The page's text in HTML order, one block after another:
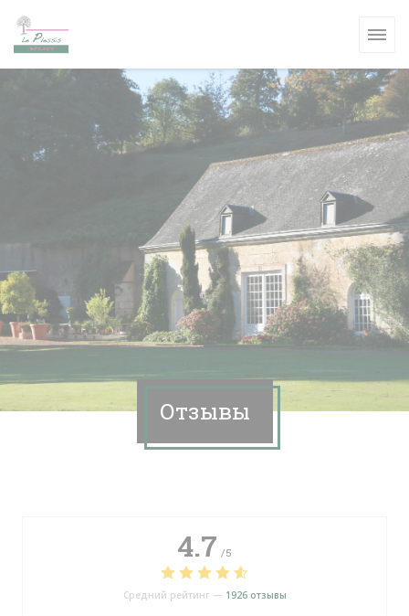
ОКНЕ))
ОКНЕ))
Отзывы
4.7 /5
Средний рейтинг — 1926 отзывы